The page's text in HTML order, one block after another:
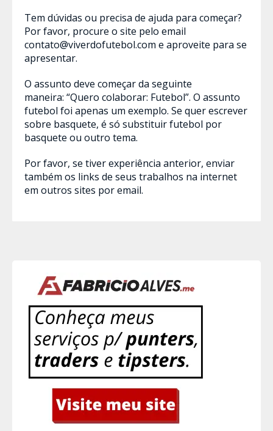
Tem dúvidas ou precisa de ajuda para começar?
Por favor, procure o site pelo email
contato@viverdofutebol.com e aproveite para se
apresentar.
O assunto deve começar da seguinte
maneira: “Quero colaborar: Futebol”. O assunto
futebol foi apenas um exemplo. Se quer escrever
sobre basquete, é só substituir futebol por
basquete ou outro tema.
Por favor, se tiver experiência anterior, enviar
também os links de seus trabalhos na internet
em outros sites por email.